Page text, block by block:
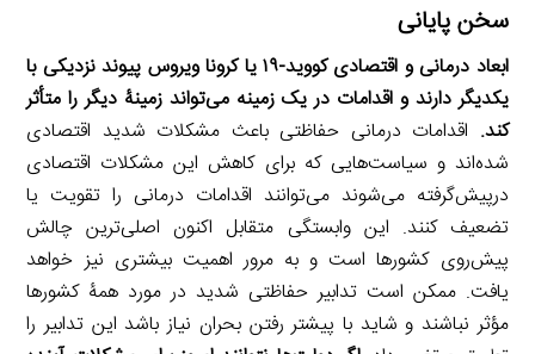
سخن پایانی
ابعاد درمانی و اقتصادی کووید-۱۹ یا کرونا ویروس پیوند نزدیکی با
یکدیگر دارند و اقدامات در یک زمینه می‌تواند زمینۀ دیگر را متأثر
کند. اقدامات درمانی حفاظتی باعث مشکلات شدید اقتصادی
شده‌اند و سیاست‌هایی که برای کاهش این مشکلات اقتصادی
درپیش‌گرفته می‌شوند می‌توانند اقدامات درمانی را تقویت یا
تضعیف کنند. این وابستگی متقابل اکنون اصلی‌ترین چالش
پیش‌روی کشورها است و به‌ مرور اهمیت بیشتری نیز خواهد
یافت. ممکن است تدابیر حفاظتی شدید در مورد همۀ کشورها
مؤثر نباشند و شاید با پیشتر رفتن بحران نیاز باشد این تدابیر را